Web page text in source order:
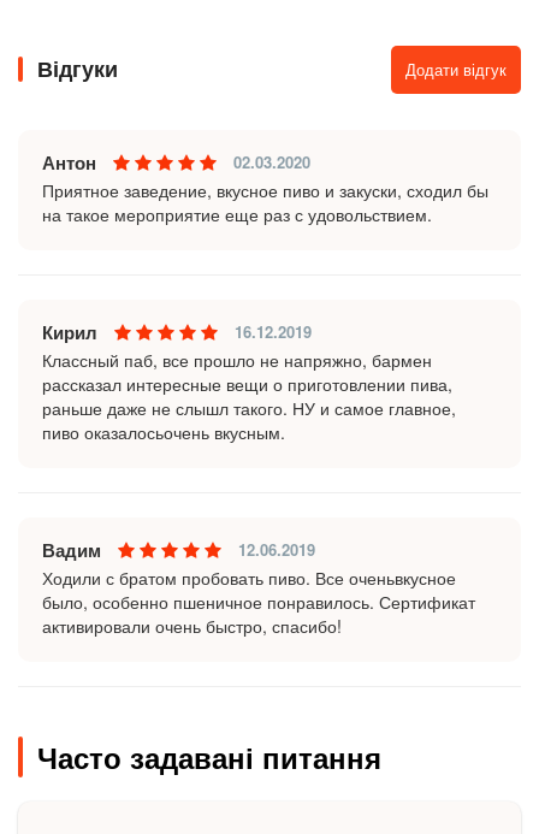
Відгуки Додати відгук
Антон 02.03.2020
Приятное заведение, вкусное пиво и закуски, сходил бы
на такое мероприятие еще раз с удовольствием.
Кирил 16.12.2019
Классный паб, все прошло не напряжно, бармен
рассказал интересные вещи о приготовлении пива,
раньше даже не слышл такого. НУ и самое главное,
пиво оказалосьочень вкусным.
Вадим 12.06.2019
Ходили с братом пробовать пиво. Все оченьвкусное
было, особенно пшеничное понравилось. Сертификат
активировали очень быстро, спасибо!
Часто задавані питання